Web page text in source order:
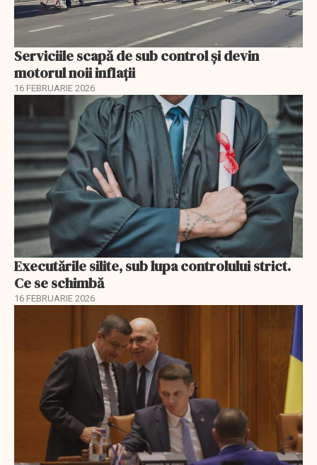
Serviciile scapă de sub control și devin
motorul noii inflații
16 FEBRUARIE 2026
Executările silite, sub lupa controlului strict.
Ce se schimbă
16 FEBRUARIE 2026